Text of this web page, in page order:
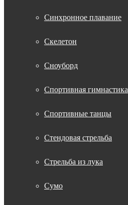
Синхронное плавание
Скелетон
Сноуборд
Спортивная гимнастика
Спортивные танцы
Стендовая стрельба
Стрельба из лука
Сумо